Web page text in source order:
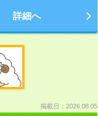
詳細へ
掲載日：2026.08.05